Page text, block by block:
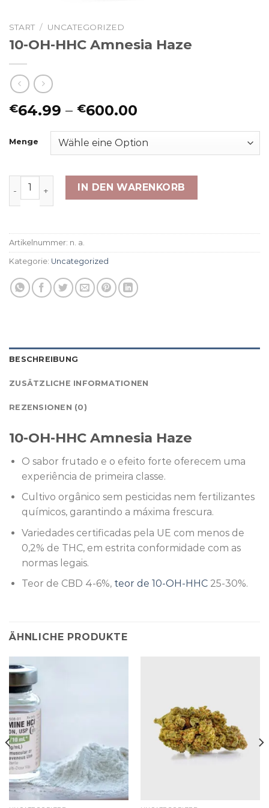
START / UNCATEGORIZED
10-OH-HHC Amnesia Haze
€64.99 – €600.00
bis
€600.00
Menge
10-OH-HHC Amnesia Haze Menge
IN DEN WARENKORB
Artikelnummer: n. a.
Kategorie: Uncategorized
BESCHREIBUNG
ZUSÄTZLICHE INFORMATIONEN
REZENSIONEN (0)
10-OH-HHC Amnesia Haze
O sabor frutado e o efeito forte oferecem uma
experiência de primeira classe.
Cultivo orgânico sem pesticidas nem fertilizantes
químicos, garantindo a máxima frescura.
Variedades certificadas pela UE com menos de
0,2% de THC, em estrita conformidade com as
normas legais.
Teor de CBD 4-6%, teor de 10-OH-HHC25-30%.
ÄHNLICHE PRODUKTE